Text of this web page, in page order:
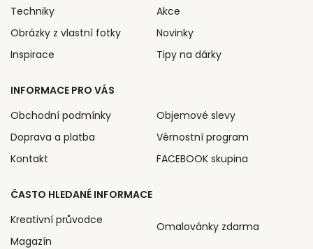
Techniky
Obrázky z vlastní fotky
Inspirace
Akce
Novinky
Tipy na dárky
INFORMACE PRO VÁS
Obchodní podmínky
Doprava a platba
Kontakt
Objemové slevy
Věrnostní program
FACEBOOK skupina
ČASTO HLEDANÉ INFORMACE
Kreativní průvodce
Magazín
Omalovánky zdarma